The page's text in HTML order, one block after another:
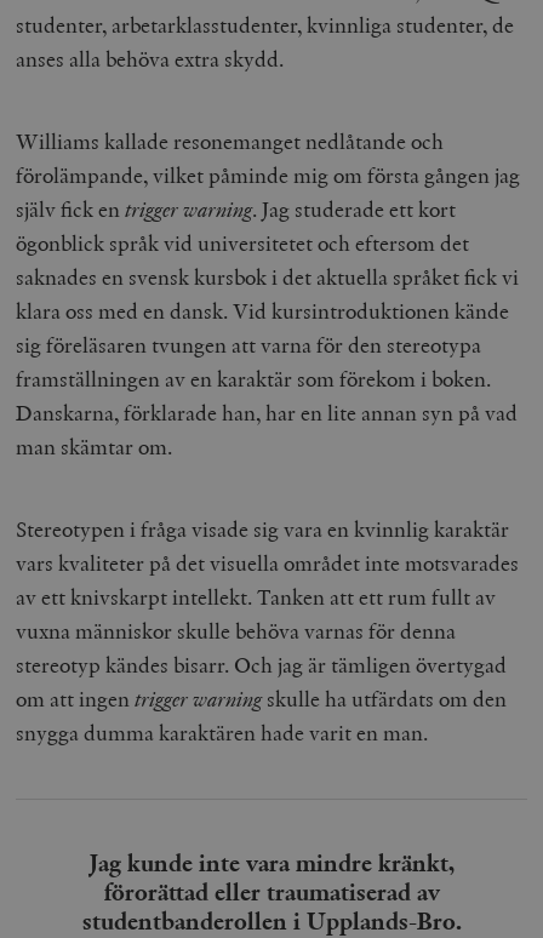
studenter, arbetarklasstudenter, kvinnliga studenter, de
anses alla behöva extra skydd.
Williams kallade resonemanget nedlåtande och
förolämpande, vilket påminde mig om första gången jag
själv fick entrigger warning. Jag studerade ett kort
ögonblick språk vid universitetet och eftersom det
saknades en svensk kursbok i det aktuella språket fick vi
klara oss med en dansk. Vid kursintroduktionen kände
sig föreläsaren tvungen att varna för den stereotypa
framställningen av en karaktär som förekom i boken.
Danskarna, förklarade han, har en lite annan syn på vad
man skämtar om.
Stereotypen i fråga visade sig vara en kvinnlig karaktär
vars kvaliteter på det visuella området inte motsvarades
av ett knivskarpt intellekt. Tanken att ett rum fullt av
vuxna människor skulle behöva varnas för denna
stereotyp kändes bisarr. Och jag är tämligen övertygad
om att ingentrigger warningskulle ha utfärdats om den
snygga dumma karaktären hade varit en man.
Jag kunde inte vara mindre kränkt,
förorättad eller traumatiserad av
studentbanderollen i Upplands-Bro.